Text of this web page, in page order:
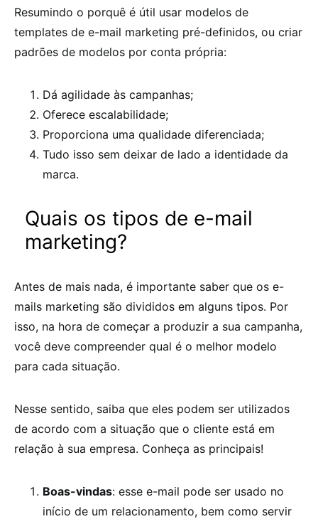
Resumindo o porquê é útil usar modelos de
templates de e-mail marketing pré-definidos, ou criar
padrões de modelos por conta própria:
Dá agilidade às campanhas;
Oferece escalabilidade;
Proporciona uma qualidade diferenciada;
Tudo isso sem deixar de lado a identidade da
marca.
Quais os tipos de e-mail
marketing?
Antes de mais nada, é importante saber que os e-
mails marketing são divididos em alguns tipos. Por
isso, na hora de começar a produzir a sua campanha,
você deve compreender qual é o melhor modelo
para cada situação.
Nesse sentido, saiba que eles podem ser utilizados
de acordo com a situação que o cliente está em
relação à sua empresa. Conheça as principais!
Boas-vindas: esse e-mail pode ser usado no
início de um relacionamento, bem como servir